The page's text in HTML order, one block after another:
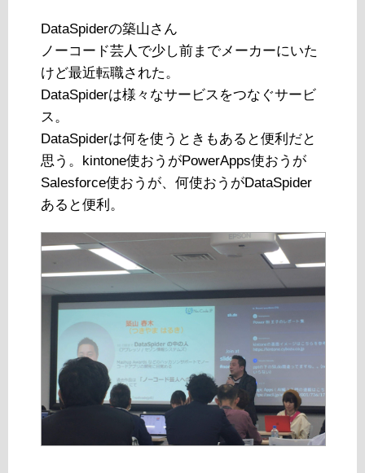
DataSpiderの築山さん
ノーコード芸人で少し前までメーカーにいた
けど最近転職された。
DataSpiderは様々なサービスをつなぐサービ
ス。
DataSpiderは何を使うときもあると便利だと
思う。kintone使おうがPowerApps使おうが
Salesforce使おうが、何使おうがDataSpider
あると便利。